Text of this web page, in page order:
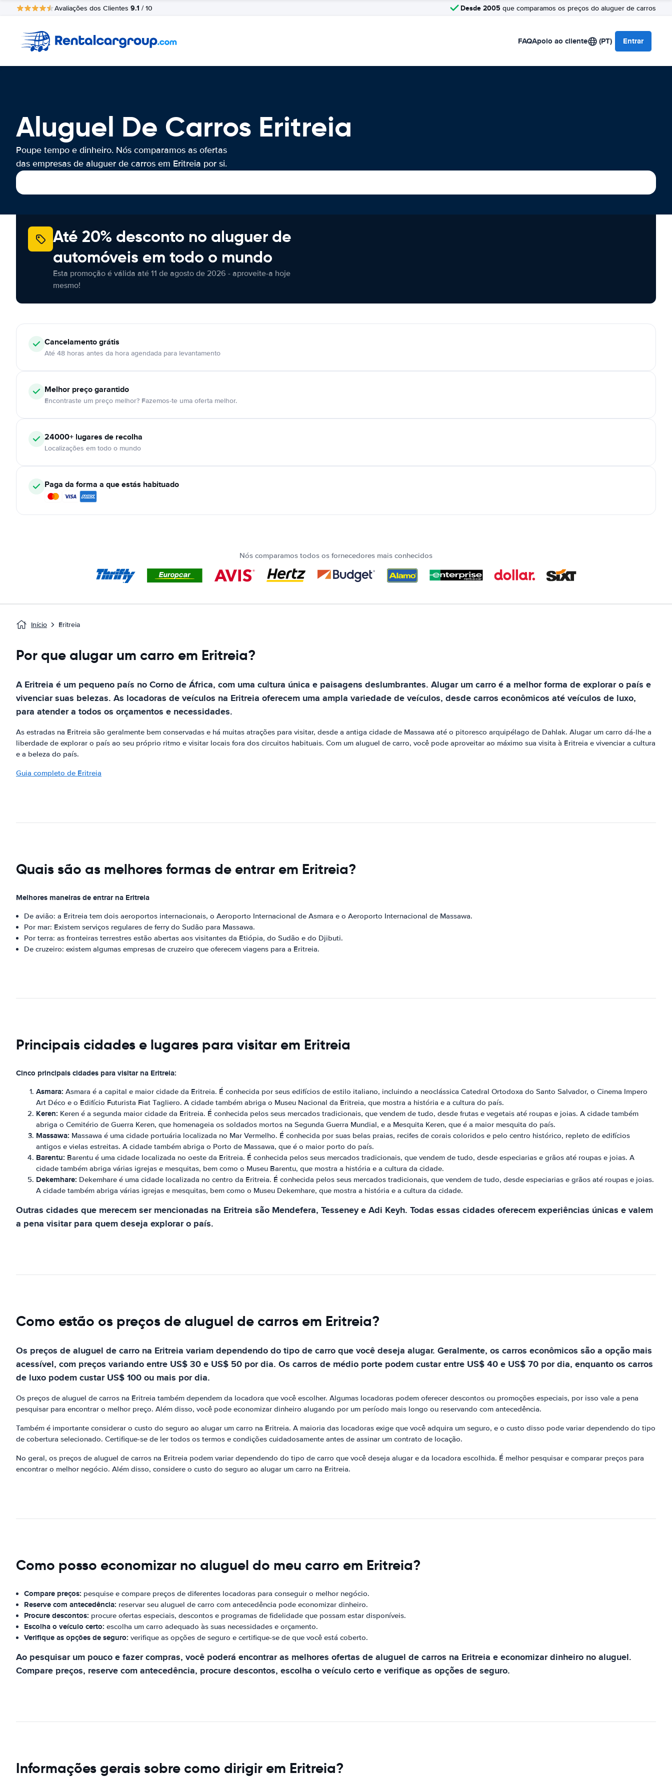
Avaliações dos Clientes 9.1 / 10 Desde 2005 que comparamos os preços do aluguer de carros
FAQApoio ao cliente (PT) Entrar
Aluguel De Carros Eritreia
Poupe tempo e dinheiro. Nós comparamos as ofertas
das empresas de aluguer de carros em Eritreia por si.
Até 20% desconto no aluguer de
automóveis em todo o mundo
Esta promoção é válida até 11 de agosto de 2026 - aproveite-a hoje
mesmo!
Cancelamentográtis
Até 48 horas antes da hora agendada para levantamento
Melhor preço garantido
Encontraste um preço melhor? Fazemos-te uma oferta melhor.
24000+ lugares de recolha
Localizações em todo o mundo
Paga da forma a que estás habituado
Nós comparamos todos os fornecedores mais conhecidos
Início Eritreia
Por que alugar um carro em Eritreia?
A Eritreia é um pequeno país no Corno de África, com uma cultura única e paisagens deslumbrantes. Alugar um carro é a melhor forma de explorar o país e
vivenciar suas belezas. As locadoras de veículos na Eritreia oferecem uma ampla variedade de veículos, desde carros econômicos até veículos de luxo,
para atender a todos os orçamentos e necessidades.
As estradas na Eritreia são geralmente bem conservadas e há muitas atrações para visitar, desde a antiga cidade de Massawa até o pitoresco arquipélago de Dahlak. Alugar um carro dá-lhe a
liberdade de explorar o país ao seu próprio ritmo e visitar locais fora dos circuitos habituais. Com um aluguel de carro, você pode aproveitar ao máximo sua visita à Eritreia e vivenciar a cultura
e a beleza do país.
Guia completo de Eritreia
Quais são as melhores formas de entrar em Eritreia?
Melhores maneiras de entrar na Eritreia
De avião: a Eritreia tem dois aeroportos internacionais, o Aeroporto Internacional de Asmara e o Aeroporto Internacional de Massawa.
Por mar: Existem serviços regulares de ferry do Sudão para Massawa.
Por terra: as fronteiras terrestres estão abertas aos visitantes da Etiópia, do Sudão e do Djibuti.
De cruzeiro: existem algumas empresas de cruzeiro que oferecem viagens para a Eritreia.
Principais cidades e lugares para visitar em Eritreia
Cinco principais cidades para visitar na Eritreia:
Asmara: Asmara é a capital e maior cidade da Eritreia. É conhecida por seus edifícios de estilo italiano, incluindo a neoclássica Catedral Ortodoxa do Santo Salvador, o Cinema Impero
Art Déco e o Edifício Futurista Fiat Tagliero. A cidade também abriga o Museu Nacional da Eritreia, que mostra a história e a cultura do país.
Keren: Keren é a segunda maior cidade da Eritreia. É conhecida pelos seus mercados tradicionais, que vendem de tudo, desde frutas e vegetais até roupas e joias. A cidade também
abriga o Cemitério de Guerra Keren, que homenageia os soldados mortos na Segunda Guerra Mundial, e a Mesquita Keren, que é a maior mesquita do país.
Massawa: Massawa é uma cidade portuária localizada no Mar Vermelho. É conhecida por suas belas praias, recifes de corais coloridos e pelo centro histórico, repleto de edifícios
antigos e vielas estreitas. A cidade também abriga o Porto de Massawa, que é o maior porto do país.
Barentu: Barentu é uma cidade localizada no oeste da Eritreia. É conhecida pelos seus mercados tradicionais, que vendem de tudo, desde especiarias e grãos até roupas e joias. A
cidade também abriga várias igrejas e mesquitas, bem como o Museu Barentu, que mostra a história e a cultura da cidade.
Dekemhare: Dekemhare é uma cidade localizada no centro da Eritreia. É conhecida pelos seus mercados tradicionais, que vendem de tudo, desde especiarias e grãos até roupas e joias.
A cidade também abriga várias igrejas e mesquitas, bem como o Museu Dekemhare, que mostra a história e a cultura da cidade.
Outras cidades que merecem ser mencionadas na Eritreia são Mendefera, Tesseney e Adi Keyh. Todas essas cidades oferecem experiências únicas e valem
a pena visitar para quem deseja explorar o país.
Como estão os preços de aluguel de carros em Eritreia?
Os preços de aluguel de carro na Eritreia variam dependendo do tipo de carro que você deseja alugar. Geralmente, os carros econômicos são a opção mais
acessível, com preços variando entre US$ 30 e US$ 50 por dia. Os carros de médio porte podem custar entre US$ 40 e US$ 70 por dia, enquanto os carros
de luxo podem custar US$ 100 ou mais por dia.
Os preços de aluguel de carros na Eritreia também dependem da locadora que você escolher. Algumas locadoras podem oferecer descontos ou promoções especiais, por isso vale a pena
pesquisar para encontrar o melhor preço. Além disso, você pode economizar dinheiro alugando por um período mais longo ou reservando com antecedência.
Também é importante considerar o custo do seguro ao alugar um carro na Eritreia. A maioria das locadoras exige que você adquira um seguro, e o custo disso pode variar dependendo do tipo
de cobertura selecionado. Certifique-se de ler todos os termos e condições cuidadosamente antes de assinar um contrato de locação.
No geral, os preços de aluguel de carros na Eritreia podem variar dependendo do tipo de carro que você deseja alugar e da locadora escolhida. É melhor pesquisar e comparar preços para
encontrar o melhor negócio. Além disso, considere o custo do seguro ao alugar um carro na Eritreia.
Como posso economizar no aluguel do meu carro em Eritreia?
Compare preços: pesquise e compare preços de diferentes locadoras para conseguir o melhor negócio.
Reserve com antecedência: reservar seu aluguel de carro com antecedência pode economizar dinheiro.
Procure descontos: procure ofertas especiais, descontos e programas de fidelidade que possam estar disponíveis.
Escolha o veículo certo: escolha um carro adequado às suas necessidades e orçamento.
Verifique as opções de seguro: verifique as opções de seguro e certifique-se de que você está coberto.
Ao pesquisar um pouco e fazer compras, você poderá encontrar as melhores ofertas de aluguel de carros na Eritreia e economizar dinheiro no aluguel.
Compare preços, reserve com antecedência, procure descontos, escolha o veículo certo e verifique as opções de seguro.
Informações gerais sobre como dirigir em Eritreia?